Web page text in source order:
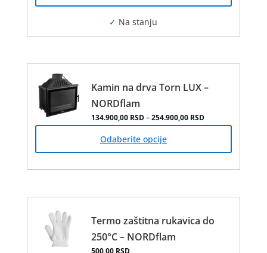
Опције
изабране
производа.
Kamin na drva Torn LUX –
NORDflam
134.900,00 RSD–254.900,00 RSDРаспон цена: од
Odaberite opcije
варијанти.
могу
Termo zaštitna rukavica do
250°C – NORDflam
500,00 RSD